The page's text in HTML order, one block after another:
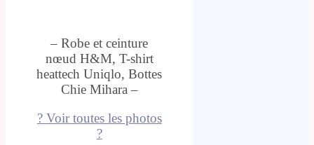
– Robe et ceinture
nœud H&M, T-shirt
heattech Uniqlo, Bottes
Chie Mihara –
? Voir toutes les photos
?